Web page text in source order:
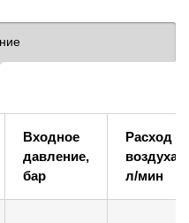
Входное
давление,
бар
Расход
воздуха,
л/мин